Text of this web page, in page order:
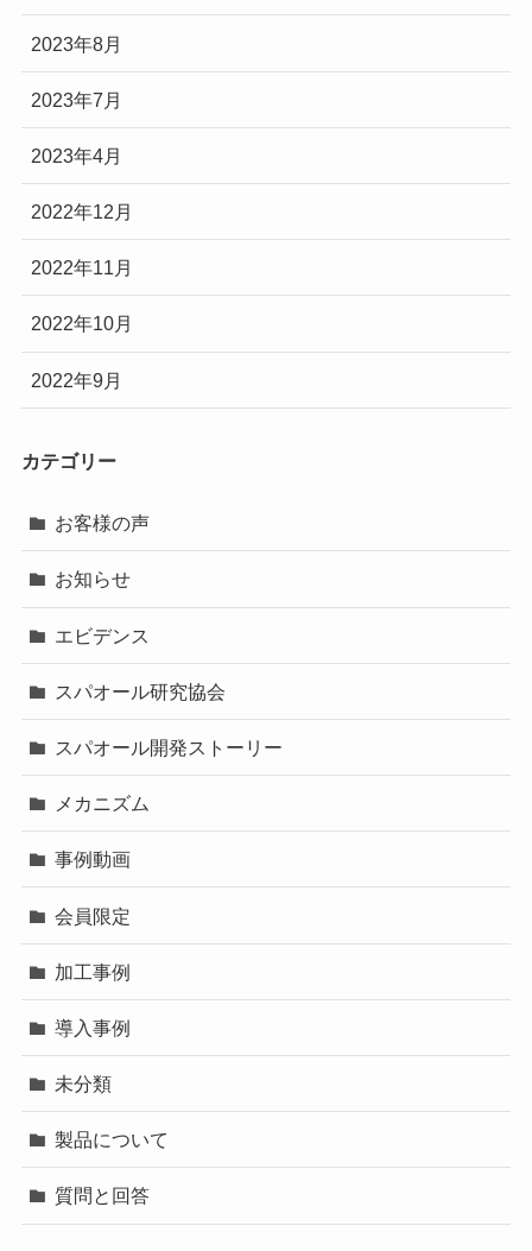
2023年8月
2023年7月
2023年4月
2022年12月
2022年11月
2022年10月
2022年9月
カテゴリー
お客様の声
お知らせ
エビデンス
スパオール研究協会
スパオール開発ストーリー
メカニズム
事例動画
会員限定
加工事例
導入事例
未分類
製品について
質問と回答